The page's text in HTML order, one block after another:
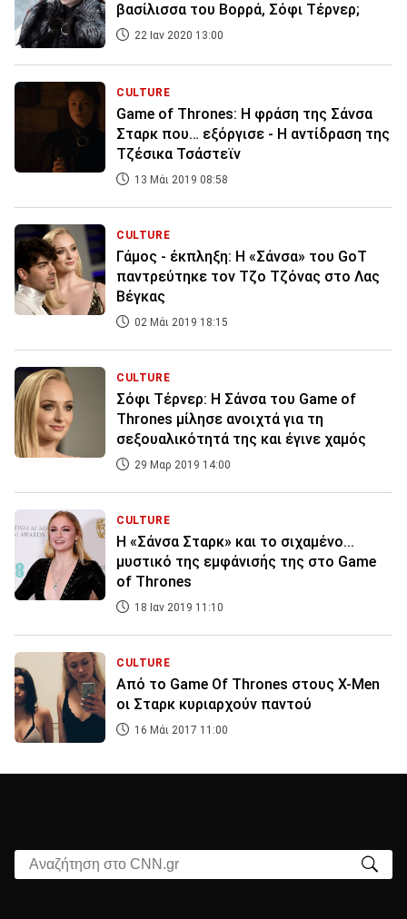
βασίλισσα του Βορρά, Σόφι Τέρνερ;
22 Ιαν 2020 13:00
CULTURE
Game of Thrones: Η φράση της Σάνσα
Σταρκ που… εξόργισε - Η αντίδραση της
Τζέσικα Τσάστεϊν
13 Μάι 2019 08:58
CULTURE
Γάμος - έκπληξη: Η «Σάνσα» του GoT
παντρεύτηκε τον Τζο Τζόνας στο Λας
Βέγκας
02 Μάι 2019 18:15
CULTURE
Σόφι Τέρνερ: Η Σάνσα του Game of
Thrones μίλησε ανοιχτά για τη
σεξουαλικότητά της και έγινε χαμός
29 Μαρ 2019 14:00
CULTURE
Η «Σάνσα Σταρκ» και το σιχαμένο...
μυστικό της εμφάνισής της στο Game
of Thrones
18 Ιαν 2019 11:10
CULTURE
Από το Game Of Thrones στους X-Men
οι Σταρκ κυριαρχούν παντού
16 Μάι 2017 11:00
Αναζήτηση στο CNN.gr